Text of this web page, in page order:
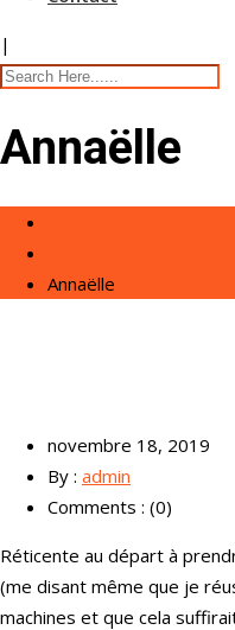
|
Annaëlle
Annaëlle
novembre 18, 2019
By : admin
Comments : (0)
Réticente au départ à
(me disant même que je
machines et que cela